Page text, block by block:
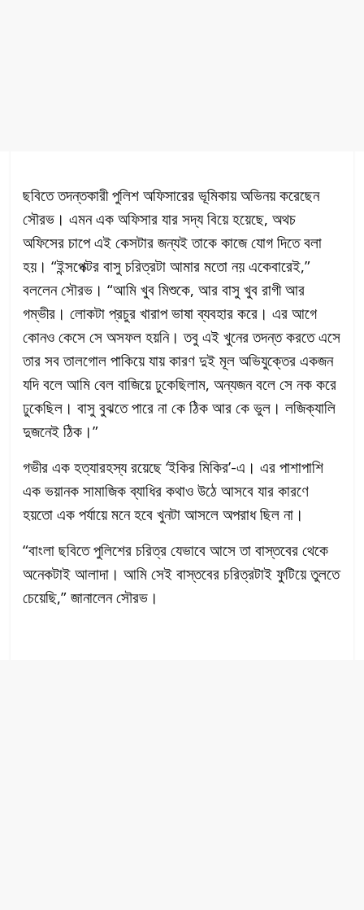
ছবিতে তদন্তকারী পুলিশ অফিসারের ভূমিকায় অভিনয় করেছেন
সৌরভ। এমন এক অফিসার যার সদ্য বিয়ে হয়েছে, অথচ
অফিসের চাপে এই কেসটার জন্যই তাকে কাজে যোগ দিতে বলা
হয়। “ইন্সপেক্টর বাসু চরিত্রটা আমার মতো নয় একেবারেই,”
বললেন সৌরভ। “আমি খুব মিশুকে, আর বাসু খুব রাগী আর
গম্ভীর। লোকটা প্রচুর খারাপ ভাষা ব্যবহার করে। এর আগে
কোনও কেসে সে অসফল হয়নি। তবু এই খুনের তদন্ত করতে এসে
তার সব তালগোল পাকিয়ে যায় কারণ দুই মূল অভিযুক্তের একজন
যদি বলে আমি বেল বাজিয়ে ঢুকেছিলাম, অন্যজন বলে সে নক করে
ঢুকেছিল। বাসু বুঝতে পারে না কে ঠিক আর কে ভুল। লজিক্যালি
দুজনেই ঠিক।”
গভীর এক হত্যারহস্য রয়েছে ‘ইকির মিকির’-এ। এর পাশাপাশি
এক ভয়ানক সামাজিক ব্যাধির কথাও উঠে আসবে যার কারণে
হয়তো এক পর্যায়ে মনে হবে খুনটা আসলে অপরাধ ছিল না।
“বাংলা ছবিতে পুলিশের চরিত্র যেভাবে আসে তা বাস্তবের থেকে
অনেকটাই আলাদা। আমি সেই বাস্তবের চরিত্রটাই ফুটিয়ে তুলতে
চেয়েছি,” জানালেন সৌরভ।